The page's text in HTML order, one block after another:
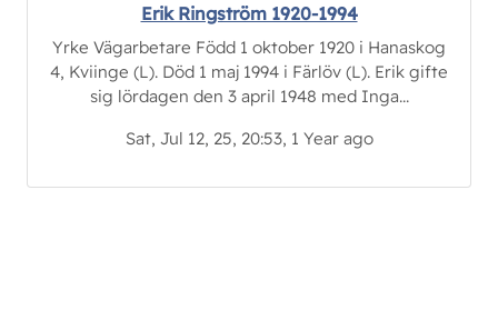
Erik Ringström 1920-1994
Yrke Vägarbetare Född 1 oktober 1920 i Hanaskog
4, Kviinge (L). Död 1 maj 1994 i Färlöv (L). Erik gifte
sig lördagen den 3 april 1948 med Inga...
Sat, Jul 12, 25, 20:53, 1 Year ago